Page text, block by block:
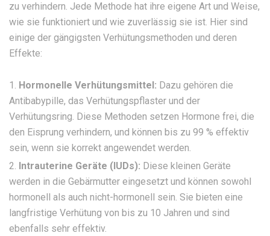
zu verhindern. Jede Methode hat ihre eigene Art und Weise,
wie sie funktioniert und wie zuverlässig sie ist. Hier sind
einige der gängigsten Verhütungsmethoden und deren
Effekte:
Hormonelle Verhütungsmittel: Dazu gehören die
Antibabypille, das Verhütungspflaster und der
Verhütungsring. Diese Methoden setzen Hormone frei, die
den Eisprung verhindern, und können bis zu 99 % effektiv
sein, wenn sie korrekt angewendet werden.
Intrauterine Geräte (IUDs): Diese kleinen Geräte
werden in die Gebärmutter eingesetzt und können sowohl
hormonell als auch nicht-hormonell sein. Sie bieten eine
langfristige Verhütung von bis zu 10 Jahren und sind
ebenfalls sehr effektiv.